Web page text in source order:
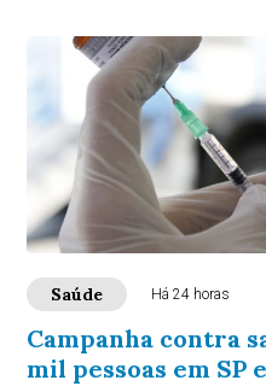
Saúde Há 24 horas
Campanha contra
mil pessoas em SP